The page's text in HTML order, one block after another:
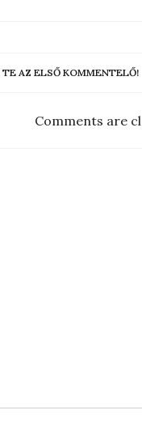
AZ ELSŐ KOMMENTELŐ!
Comments are